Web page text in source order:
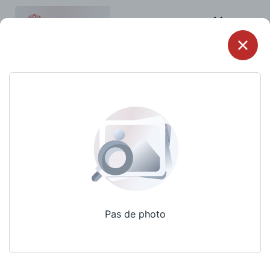
Menu
Pas de photo